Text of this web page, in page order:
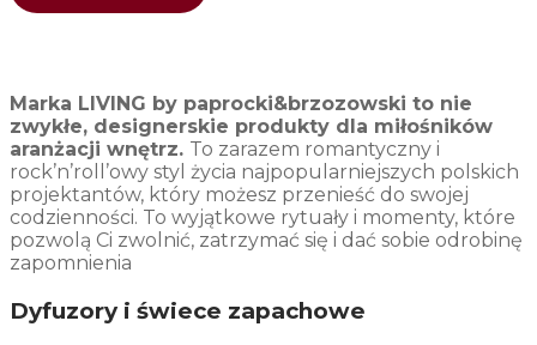
Marka LIVING by paprocki&brzozowski to nie
zwykłe, designerskie produkty dla miłośników
aranżacji wnętrz. To zarazem romantyczny i
rock’n’roll’owy styl życia najpopularniejszych polskich
projektantów, który możesz przenieść do swojej
codzienności. To wyjątkowe rytuały i momenty, które
pozwolą Ci zwolnić, zatrzymać się i dać sobie odrobinę
zapomnienia
Dyfuzory i świece zapachowe